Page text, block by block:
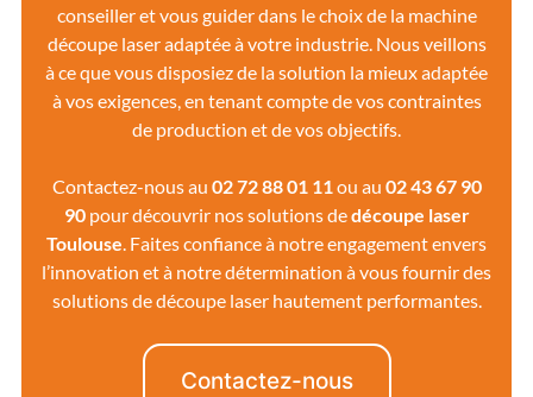
conseiller et vous guider dans le choix de la machine
découpe laser adaptée à votre industrie. Nous veillons
à ce que vous disposiez de la solution la mieux adaptée
à vos exigences, en tenant compte de vos contraintes
de production et de vos objectifs.
Contactez-nous au 02 72 88 01 11ou au 02 43 67 90
90pour découvrir nos solutions dedécoupe laser
Toulouse. Faites confiance à notre engagement envers
l’innovation et à notre détermination à vous fournir des
solutions de découpe laser hautement performantes.
Contactez-nous